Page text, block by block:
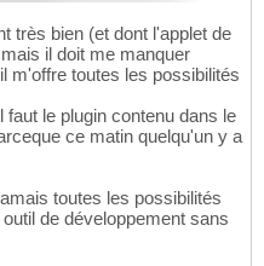
très bien (et dont l'applet de
il doit me manquer
m'offre toutes les possibilités
le plugin contenu dans le
ce matin quelqu'un y a
toutes les possibilités
de développement sans